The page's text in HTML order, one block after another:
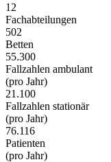
12
Fachabteilungen
502
Betten
55.300
Fallzahlen ambulant
(pro Jahr)
21.100
Fallzahlen stationär
(pro Jahr)
76.116
Patienten
(pro Jahr)